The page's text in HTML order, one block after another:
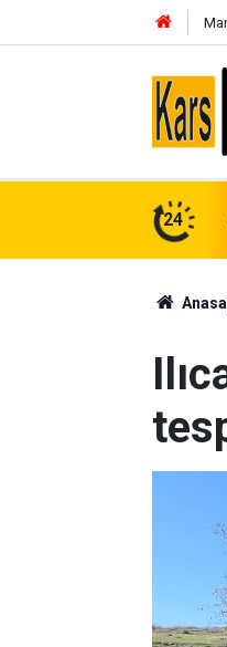
24
makine arızası